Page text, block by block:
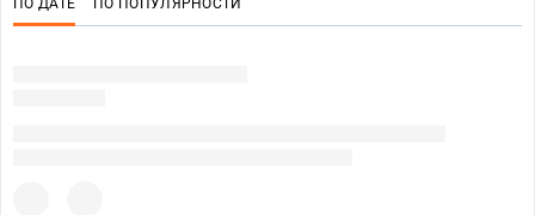
ПО ДАТЕ ПО ПОПУЛЯРНОСТИ